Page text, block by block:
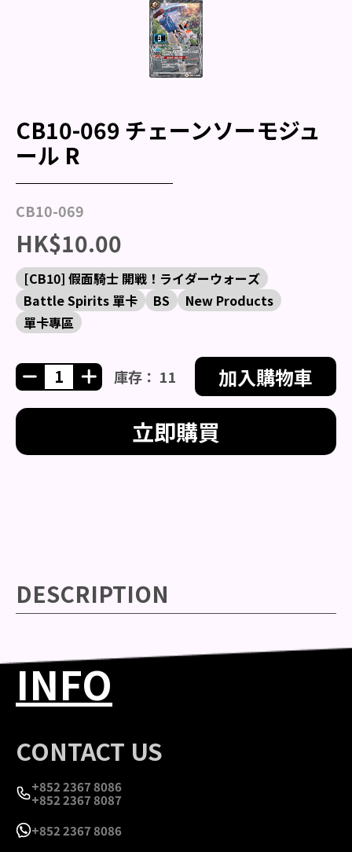
CB10-069 チェーンソーモジュ
ール R
CB10-069
HK$10.00
[CB10] 假面騎士 開戦！ライダーウォーズ
Battle Spirits 單卡
BS
New Products
單卡專區
庫存： 11 加入購物車
立即購買
DESCRIPTION
INFO
CONTACT US
+852 2367 8086
+852 2367 8087
+852 2367 8086